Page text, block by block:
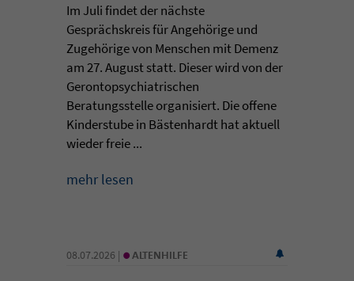
Im Juli findet der nächste
Gesprächskreis für Angehörige und
Zugehörige von Menschen mit Demenz
am 27. August statt. Dieser wird von der
Gerontopsychiatrischen
Beratungsstelle organisiert. Die offene
Kinderstube in Bästenhardt hat aktuell
wieder freie ...
mehr lesen
08.07.2026 | • ALTENHILFE